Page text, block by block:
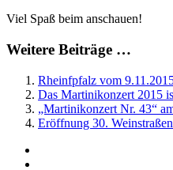
Viel Spaß beim anschauen!
Weitere Beiträge …
Rheinfpfalz vom
Das Martinikonzert 2015
„Martinikonzert Nr. 43“
Eröffnung 30.